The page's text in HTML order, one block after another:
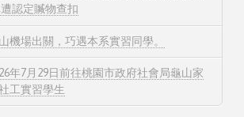
認定贓物查扣
機場出關，巧遇本系實習同學。
年7月29日前往桃園市政府社會局龜山家
工實習學生